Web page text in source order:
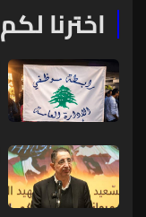
اخترنا لكم